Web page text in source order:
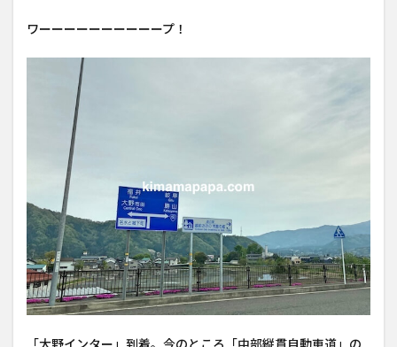
ワーーーーーーーーーープ！
「大野インター」到着。今のところ「中部縦貫自動車道」の